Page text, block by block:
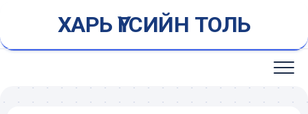
content
ХАРЬ ҮГСИЙН ТОЛЬ